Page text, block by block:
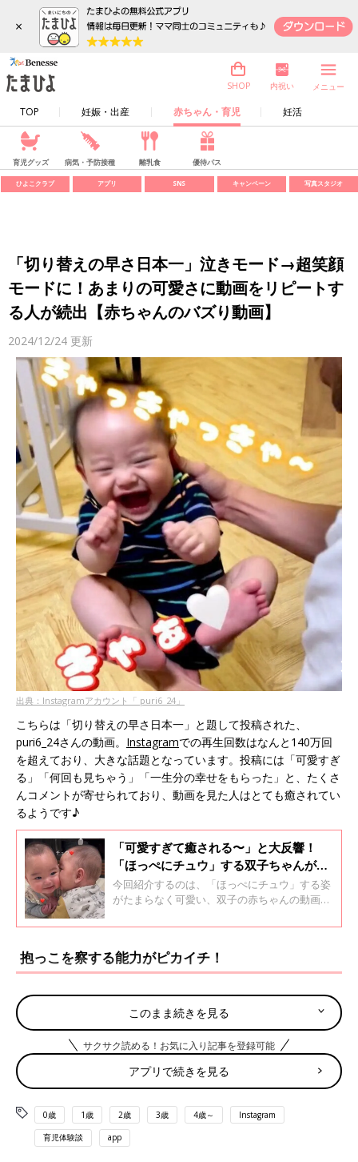
×
TOP 妊娠・出産 赤ちゃん・育児 妊活
SHOP 内祝い メニュー
育児グッズ 病気・予防接種 離乳食 優待パス
ひよこクラブ アプリ SNS キャンペーン 写真スタジオ
「切り替えの早さ日本一」泣きモード→超笑顔
モードに！あまりの可愛さに動画をリピートす
る人が続出【赤ちゃんのバズり動画】
2024/12/24 更新
出典：Instagramアカウント「 puri6_24」
こちらは「切り替えの早さ日本一」と題して投稿された、
puri6_24さんの動画。 Instagramでの再生回数はなんと140万回
を超えており、大きな話題となっています。投稿には「可愛すぎ
る」「何回も見ちゃう」「一生分の幸せをもらった」と、たくさ
んコメントが寄せられており、動画を見た人はとても癒されてい
るようです♪
「可愛すぎて癒される〜」と大反響！
「ほっぺにチュウ」する双子ちゃんが尊
すぎて悶絶する人が続出！【赤ちゃんの
バズり動画】
今回紹介するのは、「ほっぺにチュウ」する姿
がたまらなく可愛い、双子の赤ちゃんの動画。
あまりの可愛さに、Instagramで大バズり！再
す。
抱っこを察する能力がピカイチ！
この動画は生後6カ月のお子さんとパパの様子を撮影したもの
で、パパが抱っこしているお子さんをプレイマットにおろすと、
お子さんはすぐに泣き出してしまいます。
このまま続きを見る
サクサク読める！お気に入り記事を登録可能
アプリで続きを見る
0歳 1歳 2歳 3歳 4歳～ Instagram
育児体験談 app